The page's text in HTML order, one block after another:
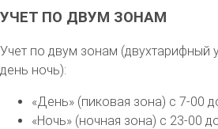
УЧЕТ ПО ДВУМ ЗОНАМ
Учет по двум зонам (двухтарифный
день ночь):
«День» (пиковая зона) с 7-00
«Ночь» (ночная зона) с 23-00